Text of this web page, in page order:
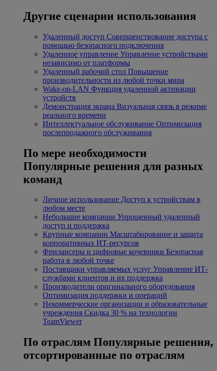
Другие сценарии использования
Удаленный доступ Совершенствование доступа с
помощью безопасного подключения
Удаленное управление Управление устройствами
независимо от платформы
Удаленный рабочий стол Повышение
производительности из любой точки мира
Wake-on-LAN Функция удаленной активации
устройств
Демонстрация экрана Визуальная связь в режиме
реального времени
Интеллектуальное обслуживание Оптимизация
послепродажного обслуживания
По мере необходимости
Популярные решения для разных
команд
Личное использование Доступ к устройствам в
любом месте
Небольшие компании Упрощенный удаленный
доступ и поддержка
Крупные компании Масштабирование и защита
корпоративных ИТ-ресурсов
Фрилансеры и цифровые кочевники Безопасная
работа в любой точке
Поставщики управляемых услуг Управление ИТ-
службами клиентов и их поддержка
Производители оригинального оборудования
Оптимизация поддержки и операций
Некоммерческие организации и образовательные
учреждения Скидка 30 % на технологии
TeamViewer
По отраслям Популярные решения,
отсортированные по отраслям